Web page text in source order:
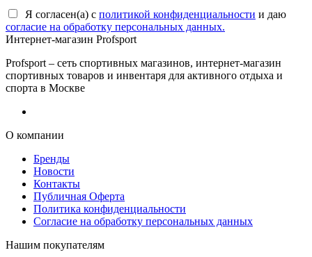
Я согласен(a) с политикой конфиденциальности и даю
согласие на обработку персональных данных.
Интернет-магазин Profsport
Profsport – сеть спортивных магазинов, интернет-магазин
спортивных товаров и инвентаря для активного отдыха и
спорта в Москве
О компании
Бренды
Новости
Контакты
Публичная Оферта
Политика конфиденциальности
Согласие на обработку персональных данных
Нашим покупателям